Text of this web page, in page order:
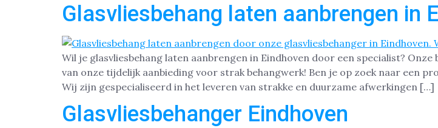
Glasvliesbehang laten aanbrengen in
Wil je glasvliesbehang laten aanbrengen in Eindhoven door een specialist?
van onze tijdelijk aanbieding voor strak behangwerk! Ben je op zoek naar een
Wij zijn gespecialiseerd in het leveren van strakke en duurzame afwerkingen […]
Glasvliesbehanger Eindhoven